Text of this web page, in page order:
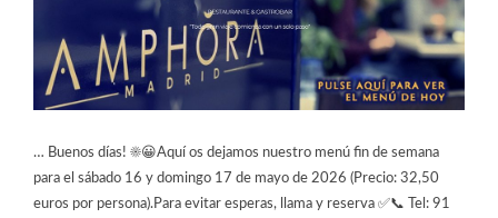
… Buenos días! ☀️😀Aquí os dejamos nuestro menú fin de semana
para el sábado 16 y domingo 17 de mayo de 2026 (Precio: 32,50
euros por persona).Para evitar esperas, llama y reserva ✅📞 Tel: 91